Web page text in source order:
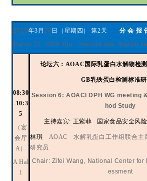
2025年3 月27 日（星期四） 第2天 分 会 报
March 27, 2025 Thu ， Second day, Branch
08:30
-10:3
5
（宴
会厅
A）
A Hal
l
论坛六： AOAC国际乳蛋白水解物检
GB乳铁蛋白检测标准
Session 6: AOACI DPH WG meeting
hod Study
主持嘉宾: 王紫菲 国家食品安全风
林琪 AOAC 水解乳蛋白工作组联合主
研究员
Chair: Zifei Wang, National Center for
essment